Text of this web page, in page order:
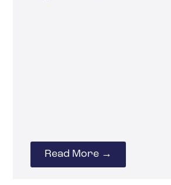
Read More →